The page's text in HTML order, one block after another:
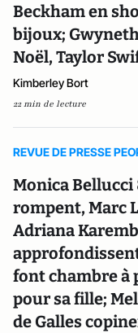
Beckham en
bijoux;
Noël, Taylor
Kimberley Bort
22 min de lecture
REVUE DE PRESSE
Monica
rompent, Marc
Adriana
font chambre à
pour sa fille;
de Galles